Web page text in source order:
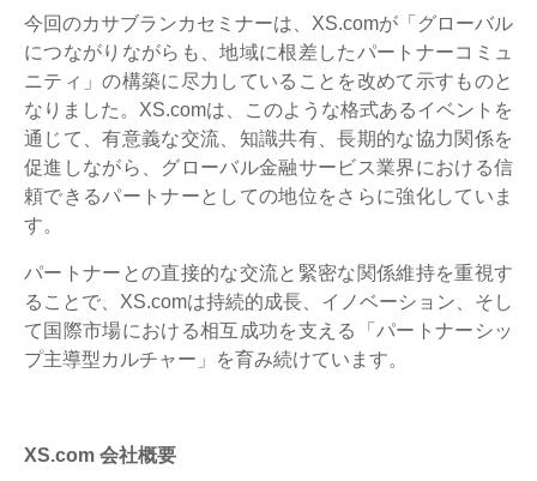
今回のカサブランカセミナーは、XS.comが「グローバル
につながりながらも、地域に根差したパートナーコミュ
ニティ」の構築に尽力していることを改めて示すものと
なりました。XS.comは、このような格式あるイベントを
通じて、有意義な交流、知識共有、長期的な協力関係を
促進しながら、グローバル金融サービス業界における信
頼できるパートナーとしての地位をさらに強化していま
す。
パートナーとの直接的な交流と緊密な関係維持を重視す
ることで、XS.comは持続的成長、イノベーション、そし
て国際市場における相互成功を支える「パートナーシッ
プ主導型カルチャー」を育み続けています。
XS.com 会社概要